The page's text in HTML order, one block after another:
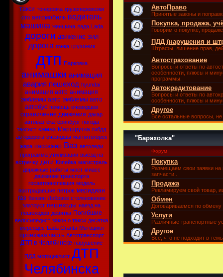
такси тонировка грузоперевозки
сто автомобиль водитель
машина женщина лада Lada
дороги движение ЗИЛ
дорога гонка грузовик
дтп Парковка
анимашки анимация
авария пешеход hyundai
анимация авто анимация
эмблемы авто эмблемы авто
автобус помощь очевидцев
ограничение движения дакар
автоваз екатеринбург погода
таксист камаз Маршрутка гибдд
автодорога очевидцы магнитогорск
жара пассажир Ваз автоледи
программа утилизации выезд на
встречку дети Копейка магистраль
дорожные работы мост миасс
движение транспорта
госавтоинспекция модель
пострадавшие петров меридиан
газ бензин Лобовое столкновение
златоуст пешеходы наезд на
пешеходов девятка Погибшие
велосипедист закон о такси десятка
мерседес Lada Granta Мотоцикл
проезжая часть Автотранспорт
ДТП в Челябинске нарушение
ПДД мотоциклист ДТП
Челябинска
АвтоПраво
Принятые законы и
Покупка, продажа,
Говорим о покупке,
ПДД (нарушения и
Штрафы, лишение прав,
Автострахование
Вопросы и ответы по
особенности, плюсы и
программы.
Автокредитование
Вопросы и ответы по
особенности, плюсы и
Другое
Все остальные вопросы,
"Барахолка"
Форум
Покупка
Размещаем свои заявки
запчасти..
Продажа
Рекламируем свой товар,
Обмен
Договариваемся по обмену
Услуги
Различные транспортные
Другое
Всё, что не подходит в